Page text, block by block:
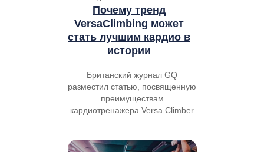
Почему тренд
VersaClimbing может
стать лучшим кардио в
истории
Британский журнал GQ
разместил статью, посвященную
преимуществам
кардиотренажера Versa Climber